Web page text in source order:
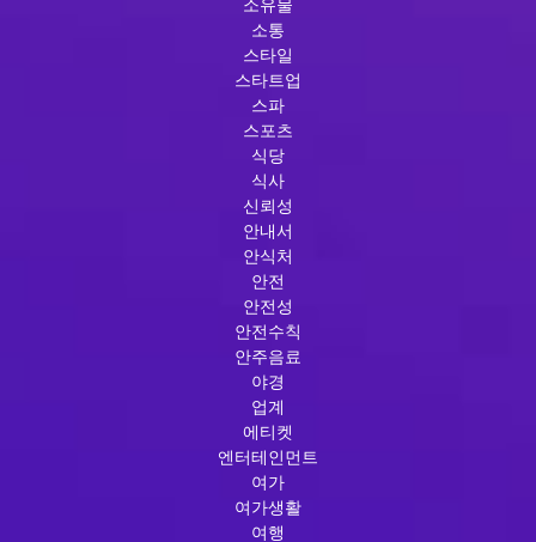
소통
스타일
스타트업
스파
스포츠
식당
식사
신뢰성
안내서
안식처
안전
안전성
안전수칙
안주음료
야경
업계
에티켓
엔터테인먼트
여가
여가생활
여행